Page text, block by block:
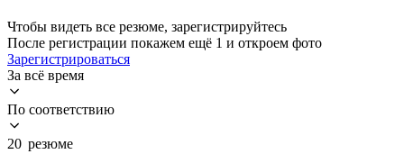
Чтобы видеть все резюме, зарегистрируйтесь
После регистрации покажем ещё 1 и откроем фото
Зарегистрироваться
За всё время
По соответствию
20 резюме